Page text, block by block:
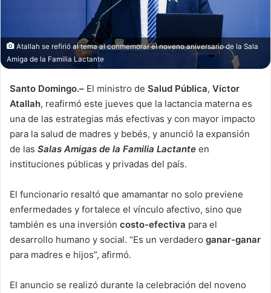
Atallah se refirió al tema al conmemorar el noveno aniversario de la Sala
Amiga de la Familia Lactante
Santo Domingo.– El ministro de Salud Pública, Víctor
Atallah, reafirmó este jueves que la lactancia materna es
una de las estrategias más efectivas y con mayor impacto
para la salud de madres y bebés, y anunció la expansión
de las Salas Amigas de la Familia Lactante en
instituciones públicas y privadas del país.
El funcionario resaltó que amamantar no solo previene
enfermedades y fortalece el vínculo afectivo, sino que
también es una inversión costo-efectiva para el
desarrollo humano y social. “Es un verdadero ganar-ganar
para madres e hijos”, afirmó.
El anuncio se realizó durante la celebración del noveno